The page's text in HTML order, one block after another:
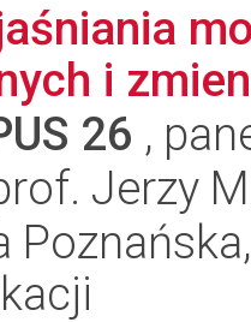
i
26 ,
Jerzy